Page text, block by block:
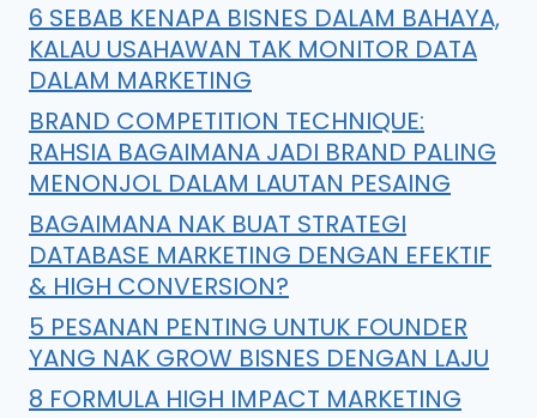
6 SEBAB KENAPA BISNES DALAM BAHAYA,
KALAU USAHAWAN TAK MONITOR DATA
DALAM MARKETING
BRAND COMPETITION TECHNIQUE:
RAHSIA BAGAIMANA JADI BRAND PALING
MENONJOL DALAM LAUTAN PESAING
BAGAIMANA NAK BUAT STRATEGI
DATABASE MARKETING DENGAN EFEKTIF
& HIGH CONVERSION?
5 PESANAN PENTING UNTUK FOUNDER
YANG NAK GROW BISNES DENGAN LAJU
8 FORMULA HIGH IMPACT MARKETING